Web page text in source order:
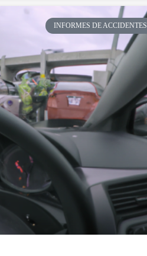
INFORMES DE ACCIDENTES